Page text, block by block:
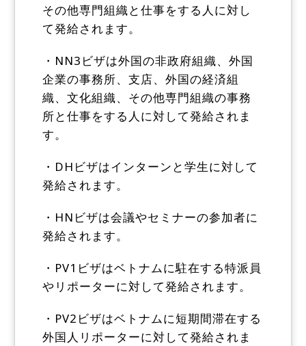
その他専門組織と仕事をする人に対し
て発給されます。
・NN3ビザは外国の非政府組織、外国
企業の事務所、支店、外国の経済組
織、文化組織、その他専門組織の事務
所と仕事をする人に対して発給されま
す。
・DHビザはインターンと学生に対して
発給されます。
・HNビザは会議やセミナーの参加者に
発給されます。
・PV1ビザはベトナムに駐在する特派員
やリポーターに対して発給されます。
・PV2ビザはベトナムに短期間滞在する
外国人リポーターに対して発給されま